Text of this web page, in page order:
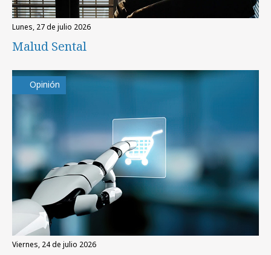
lunes, 27 de julio 2026
Malud Sental
Opinión
viernes, 24 de julio 2026